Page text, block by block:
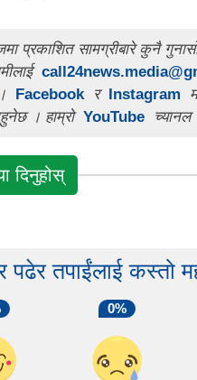
प्रकाशित सामग्रीबारे कुनै
Facebook र Instagram
। हाम्रो YouTube च्यानल
दिनुहोस्
पढेर तपाईंलाई कस्तो
0%